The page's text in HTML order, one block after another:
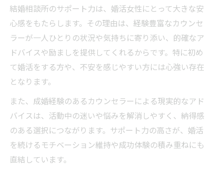
結婚相談所のサポート力は、婚活女性にとって大きな安
心感をもたらします。その理由は、経験豊富なカウンセ
ラーが一人ひとりの状況や気持ちに寄り添い、的確なア
ドバイスや励ましを提供してくれるからです。特に初め
て婚活をする方や、不安を感じやすい方には心強い存在
となります。
また、成婚経験のあるカウンセラーによる現実的なアド
バイスは、活動中の迷いや悩みを解消しやすく、納得感
のある選択につながります。サポート力の高さが、婚活
を続けるモチベーション維持や成功体験の積み重ねにも
直結しています。